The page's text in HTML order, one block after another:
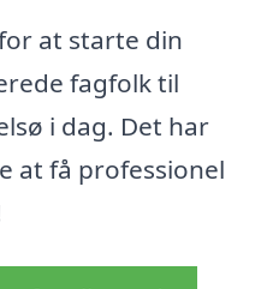
at starte din
fagfolk til
i dag. Det har
at få professionel